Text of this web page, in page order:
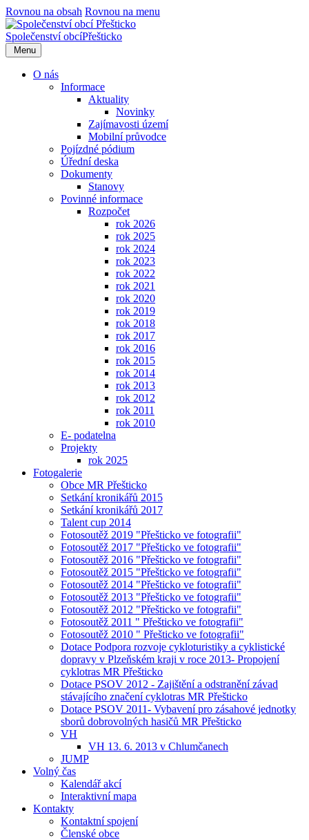
Rovnou na obsah Rovnou na menu
Společenství obcíPřešticko
Menu
O nás
Informace
Aktuality
Novinky
Zajímavosti území
Mobilní průvodce
Pojízdné pódium
Úřední deska
Dokumenty
Stanovy
Povinné informace
Rozpočet
rok 2026
rok 2025
rok 2024
rok 2023
rok 2022
rok 2021
rok 2020
rok 2019
rok 2018
rok 2017
rok 2016
rok 2015
rok 2014
rok 2013
rok 2012
rok 2011
rok 2010
E- podatelna
Projekty
rok 2025
Fotogalerie
Obce MR Přešticko
Setkání kronikářů 2015
Setkání kronikářů 2017
Talent cup 2014
Fotosoutěž 2019 "Přešticko ve fotografii"
Fotosoutěž 2017 "Přešticko ve fotografii"
Fotosoutěž 2016 "Přešticko ve fotografii"
Fotosoutěž 2015 "Přešticko ve fotografii"
Fotosoutěž 2014 "Přešticko ve fotografii"
Fotosoutěž 2013 "Přešticko ve fotografii"
Fotosoutěž 2012 "Přešticko ve fotografii"
Fotosoutěž 2011 " Přešticko ve fotografii"
Fotosoutěž 2010 " Přešticko ve fotografii"
Dotace Podpora rozvoje cykloturistiky a cyklistické
dopravy v Plzeňském kraji v roce 2013- Propojení
cyklotras MR Přešticko
Dotace PSOV 2012 - Zajištění a odstranění závad
stávajícího značení cyklotras MR Přešticko
Dotace PSOV 2011- Vybavení pro zásahové jednotky
sborů dobrovolných hasičů MR Přešticko
VH
VH 13. 6. 2013 v Chlumčanech
JUMP
Volný čas
Kalendář akcí
Interaktivní mapa
Kontakty
Kontaktní spojení
Členské obce